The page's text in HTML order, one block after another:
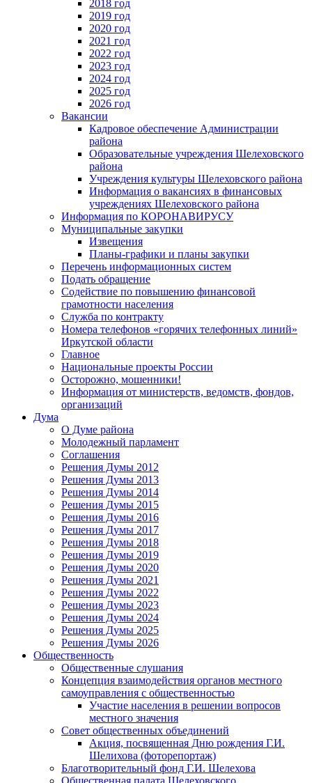
2018 год
2019 год
2020 год
2021 год
2022 год
2023 год
2024 год
2025 год
2026 год
Вакансии
Кадровое обеспечение Администрации
района
Образовательные учреждения Шелеховского
района
Учреждения культуры Шелеховского района
Информация о вакансиях в финансовых
учреждениях Шелеховского района
Информация по КОРОНАВИРУСУ
Муниципальные закупки
Извещения
Планы-графики и планы закупки
Перечень информационных систем
Подать обращение
Содействие по повышению финансовой
грамотности населения
Служба по контракту
Номера телефонов «горячих телефонных линий»
Иркутской области
Главное
Национальные проекты России
Осторожно, мошенники!
Информация от министерств, ведомств, фондов,
организаций
Дума
О Думе района
Молодежный парламент
Соглашения
Решения Думы 2012
Решения Думы 2013
Решения Думы 2014
Решения Думы 2015
Решения Думы 2016
Решения Думы 2017
Решения Думы 2018
Решения Думы 2019
Решения Думы 2020
Решения Думы 2021
Решения Думы 2022
Решения Думы 2023
Решения Думы 2024
Решения Думы 2025
Решения Думы 2026
Общественность
Общественные слушания
Концепция взаимодействия органов местного
самоуправления с общественностью
Участие населения в решении вопросов
местного значения
Совет общественных объединений
Акция, посвященная Дню рождения Г.И.
Шелихова (фоторепортаж)
Благотворительный фонд Г.И. Шелехова
Общественная палата Шелеховского